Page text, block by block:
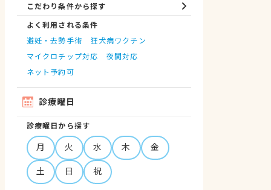
こだわり条件から探す
よく利用される条件
避妊・去勢手術
狂犬病ワクチン
マイクロチップ対応
夜間対応
ネット予約可
診療曜日
診療曜日から探す
月 火 水 木
金
土
日 祝